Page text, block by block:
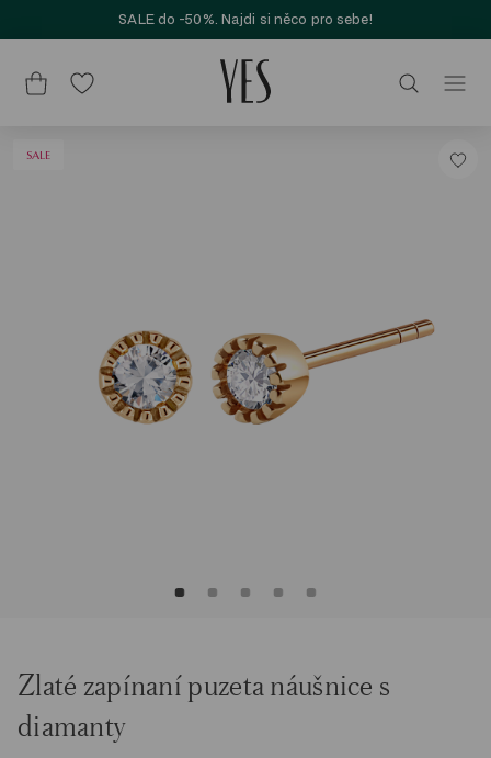
SALE do -50%. Najdi si něco pro sebe!
SALE
Zlaté zapínaní puzeta náušnice s
diamanty